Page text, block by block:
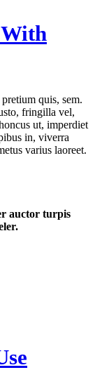
quis, sem.
fringilla vel,
ut, imperdiet
in, viverra
varius laoreet.
auctor turpis